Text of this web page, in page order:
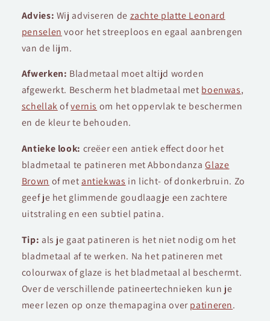
Advies: Wij adviseren de zachte platte Leonard
penselen voor het streeploos en egaal aanbrengen
van de lijm.
Afwerken: Bladmetaal moet altijd worden
afgewerkt. Bescherm het bladmetaal met boenwas,
schellakofvernis om het oppervlak te beschermen
en de kleur te behouden.
Antieke look: creëer een antiek effect door het
bladmetaal te patineren met AbbondanzaGlaze
Brown of met antiekwas in licht- of donkerbruin. Zo
geef je het glimmende goudlaagje een zachtere
uitstraling en een subtiel patina.
Tip: als je gaat patineren is het niet nodig om het
bladmetaal af te werken. Na het patineren met
colourwax of glaze is het bladmetaal al beschermt.
Over de verschillende patineertechnieken kun je
meer lezen op onze themapagina overpatineren.